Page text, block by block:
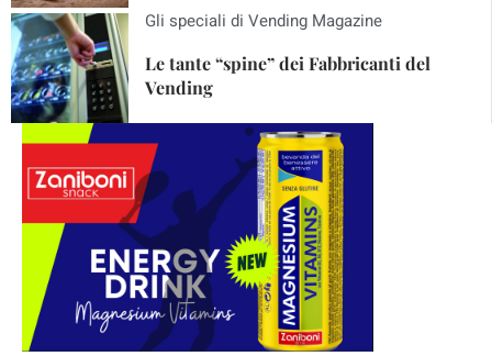
Gli speciali di Vending Magazine
Le tante “spine” dei Fabbricanti del
Vending